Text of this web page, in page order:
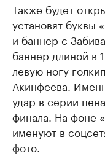
Также будет
установят буквы
и баннер с
баннер длиной в
левую ногу
Акинфеева.
удар в серии
финала. На фоне
именуют в
фото.